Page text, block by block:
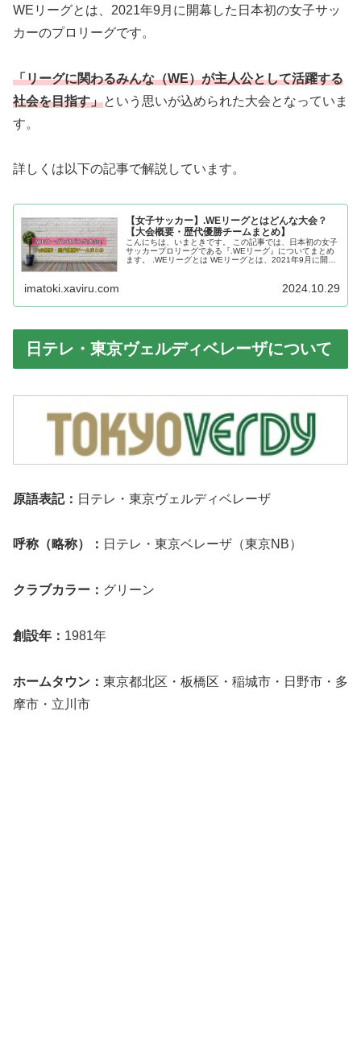
WEリーグとは、2021年9月に開幕した日本初の女子サッ
カーのプロリーグです。
「リーグに関わるみんな（WE）が主人公として活躍する
社会を目指す」という思いが込められた大会となっていま
す。
詳しくは以下の記事で解説しています。
【女子サッカー】.WEリーグとはどんな大会？
【大会概要・歴代優勝チームまとめ】
こんにちは、いまときです。 この記事では、日本初の女子
サッカープロリーグである『.WEリーグ』についてまとめ
ます。 .WEリーグとは WEリーグとは、2021年9月に開幕
imatoki.xaviru.com 2024.10.29
日テレ・東京ヴェルディベレーザについて
原語表記： 日テレ・東京ヴェルディベレーザ
呼称（略称）： 日テレ・東京ベレーザ（東京NB）
クラブカラー： グリーン
創設年： 1981年
ホームタウン： 東京都北区・板橋区・稲城市・日野市・多
摩市・立川市